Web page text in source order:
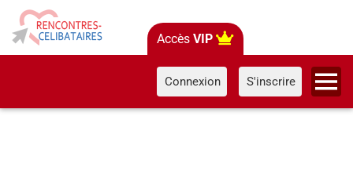
Accès VIP
Connexion S'inscrire